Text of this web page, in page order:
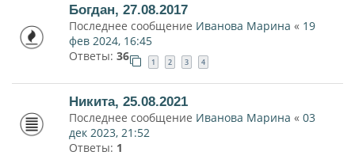
Богдан, 27.08.2017
Последнее сообщение Иванова Марина « 19
фев 2024, 16:45
Ответы: 36 1 2 3 4
Никита, 25.08.2021
Последнее сообщение Иванова Марина « 03
дек 2023, 21:52
Ответы: 1